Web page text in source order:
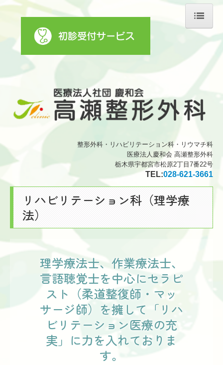
ホーム
医師の紹介
リハビリテーション科
施設・設備のご案内
交通案内
ことの葉
整形外科・リハビリテーション科・リウマチ科
医療法人慶和会 高瀬整形外科
栃木県宇都宮市松原2丁目7番22号
TEL:028-621-3661
リハビリテーション科（理学療
法）
理学療法士、作業療法士、
言語聴覚士を中心にセラピ
スト（柔道整復師・マッ
サージ師）を擁して「リハ
ビリテーション医療の充
実」に力を入れておりま
す。